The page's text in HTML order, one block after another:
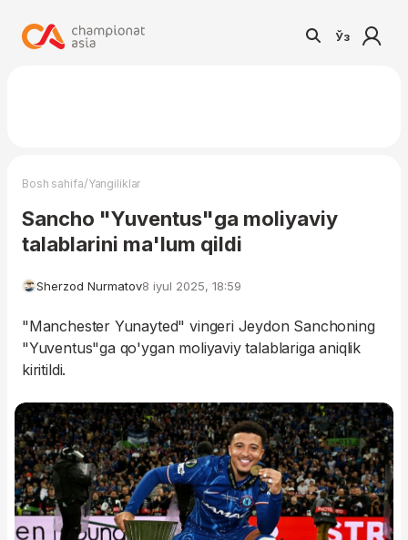
Ўз
Bosh sahifa/Yangiliklar
Sancho "Yuventus"ga moliyaviy
talablarini ma'lum qildi
Sherzod Nurmatov8 iyul 2025, 18:59
"Manchester Yunayted" vingeri Jeydon Sanchoning
"Yuventus"ga qo'ygan moliyaviy talablariga aniqlik
kiritildi.